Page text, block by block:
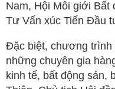
Nam, Hội Môi giới Bất
Tư Vấn xúc Tiến Đầu
Đặc biệt, chương trình
những chuyên gia
kinh tế, bất động sản,